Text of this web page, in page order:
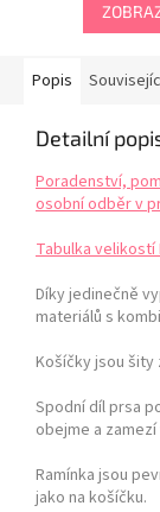
Popis
Detailní
Poradenství,
osobní odběr v
Tabulka velikostí
Díky jedinečně
materiálů s
Košíčky jsou šity
Spodní díl prsa
obejme a
Ramínka jsou
jako na košíčku.